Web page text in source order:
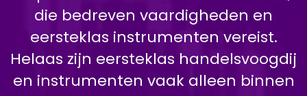
die bedreven vaardigheden en
eersteklas instrumenten vereist.
Helaas zijn eersteklas handelsvoogdij
en instrumenten vaak alleen binnen